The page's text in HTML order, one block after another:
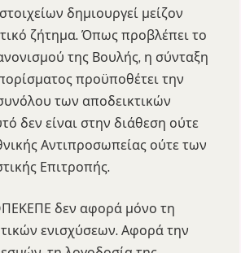
δημιουργεί μείζον
ζήτημα. Όπως προβλέπει το
της Βουλής, η σύνταξη
προϋποθέτει την
των αποδεικτικών
δεν είναι στην διάθεση ούτε
Αντιπροσωπείας ούτε των
Επιτροπής.
δεν αφορά μόνο τη
ενισχύσεων. Αφορά την